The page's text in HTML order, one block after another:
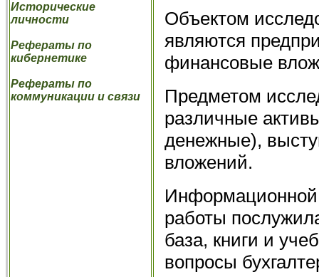
Исторические
личности
Рефераты по
кибернетике
Рефераты по
коммуникации и связи
Объектом
являются
финансовые
Предметом
различные
денежные),
вложений.
работы
база, книги и
вопросы